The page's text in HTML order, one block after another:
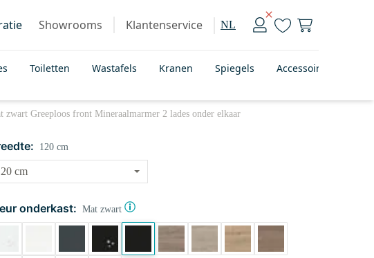
Showrooms Klantenservice NL
Toiletten Wastafels Kranen Spiegels Accessoires
Greeploos front Mineraalmarmer 2 lades onder elkaar
120 cm
onderkast: Mat zwart